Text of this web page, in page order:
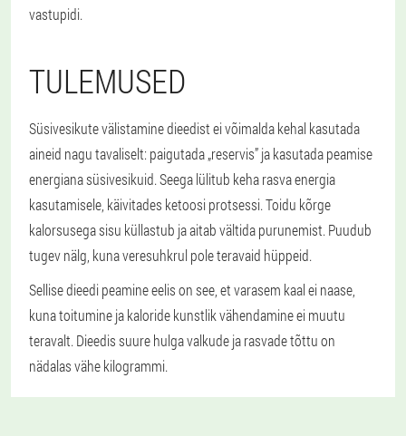
vastupidi.
TULEMUSED
Süsivesikute välistamine dieedist ei võimalda kehal kasutada
aineid nagu tavaliselt: paigutada „reservis” ja kasutada peamise
energiana süsivesikuid. Seega lülitub keha rasva energia
kasutamisele, käivitades ketoosi protsessi. Toidu kõrge
kalorsusega sisu küllastub ja aitab vältida purunemist. Puudub
tugev nälg, kuna veresuhkrul pole teravaid hüppeid.
Sellise dieedi peamine eelis on see, et varasem kaal ei naase,
kuna toitumine ja kaloride kunstlik vähendamine ei muutu
teravalt. Dieedis suure hulga valkude ja rasvade tõttu on
nädalas vähe kilogrammi.